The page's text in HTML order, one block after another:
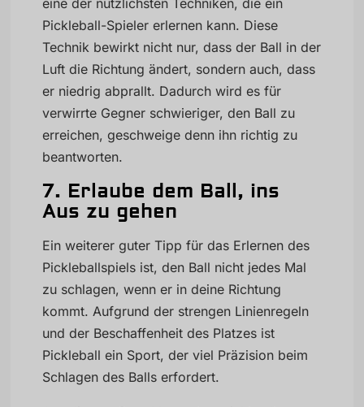
eine der nützlichsten Techniken, die ein
Pickleball-Spieler erlernen kann. Diese
Technik bewirkt nicht nur, dass der Ball in der
Luft die Richtung ändert, sondern auch, dass
er niedrig abprallt. Dadurch wird es für
verwirrte Gegner schwieriger, den Ball zu
erreichen, geschweige denn ihn richtig zu
beantworten.
7. Erlaube dem Ball, ins
Aus zu gehen
Ein weiterer guter Tipp für das Erlernen des
Pickleballspiels ist, den Ball nicht jedes Mal
zu schlagen, wenn er in deine Richtung
kommt. Aufgrund der strengen Linienregeln
und der Beschaffenheit des Platzes ist
Pickleball ein Sport, der viel Präzision beim
Schlagen des Balls erfordert.